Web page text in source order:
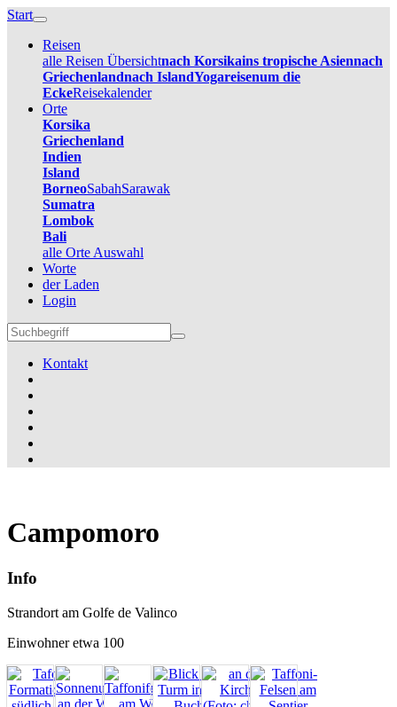
Start
Reisen
alle Reisen Übersichtnach Korsikains tropische Asiennach
Griechenlandnach IslandYogareisenum die
EckeReisekalender
Orte
Korsika
Griechenland
Indien
Island
BorneoSabahSarawak
Sumatra
Lombok
Bali
alle Orte Auswahl
Worte
der Laden
Login
Kontakt
Campomoro
Info
Strandort am Golfe de Valinco
Einwohner etwa 100